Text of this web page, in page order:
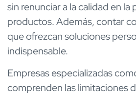
sin renunciar a la calidad en
productos. Además, contar
que ofrezcan soluciones
indispensable.
Empresas especializadas
comprenden las limitaciones